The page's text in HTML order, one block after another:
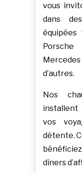
vous
dans
équipées
d’autres.
Nos
vos
détente.
dîners